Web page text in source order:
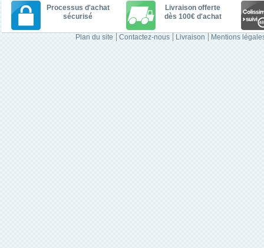
Processus d'achat
sécurisé
Livraison offerte
dès 100€ d'achat
Plan du site Contactez-nous Livraison Mentions